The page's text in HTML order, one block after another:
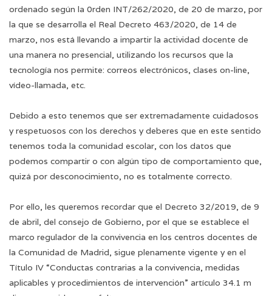
ordenado según la 0rden INT/262/2020, de 20 de marzo, por
la que se desarrolla el Real Decreto 463/2020, de 14 de
marzo, nos está llevando a impartir la actividad docente de
una manera no presencial, utilizando los recursos que la
tecnología nos permite: correos electrónicos, clases on-line,
vídeo-llamada, etc.
Debido a esto tenemos que ser extremadamente cuidadosos
y respetuosos con los derechos y deberes que en este sentido
tenemos toda la comunidad escolar, con los datos que
podemos compartir o con algún tipo de comportamiento que,
quizá por desconocimiento, no es totalmente correcto.
Por ello, les queremos recordar que el Decreto 32/2019, de 9
de abril, del consejo de Gobierno, por el que se establece el
marco regulador de la convivencia en los centros docentes de
la Comunidad de Madrid, sigue plenamente vigente y en el
Título IV “Conductas contrarias a la convivencia, medidas
aplicables y procedimientos de intervención” artículo 34.1 m